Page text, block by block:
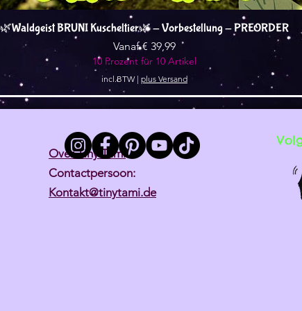
Snel overzicht
🌿Waldgeist BRUNI Kuscheltier🌿 - Vorbestellung - PREORDER
Vanaf€ 39,99
Verkoopprijs
10 Prozent für 10 Artikel
incl.BTW | plus Versand
Over Tiny Tami
Contactpersoon:
Kontakt@tinytami.de